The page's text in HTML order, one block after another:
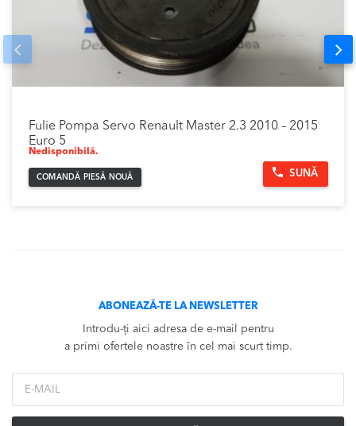
Fulie Pompa Servo Renault Master 2.3 2010 – 2015
Euro 5
Nedisponibilă.
COMANDĂ PIESĂ NOUĂ SUNĂ
Prev
ABONEAZĂ-TE LA NEWSLETTER
Introdu-ți aici adresa de e-mail pentru
a primi ofertele noastre în cel mai scurt timp.